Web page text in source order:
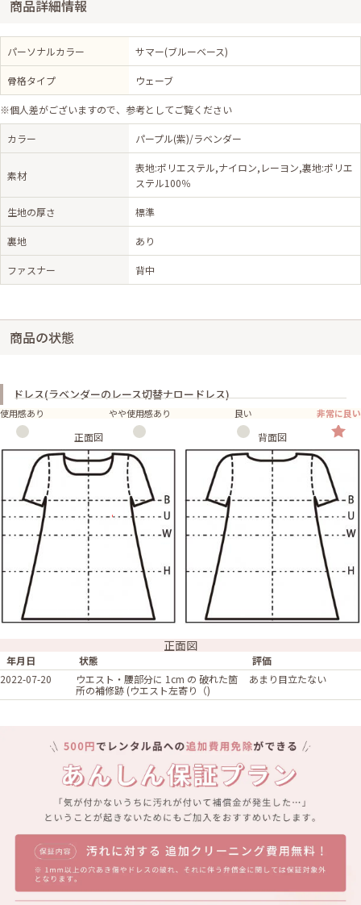
商品詳細情報
パーソナルカラー サマー(ブルーベース)
骨格タイプ ウェーブ
※個人差がございますので、参考としてご覧ください
カラー パープル(紫)/ラベンダー
素材
表地:ポリエステル,ナイロン,レーヨン,裏地:ポリエ
ステル100％
生地の厚さ 標準
裏地 あり
ファスナー 背中
商品の状態
ドレス(ラベンダーのレース切替ナロードレス)
使用感あり やや使用感あり 良い 非常に良い
正面図 背面図
正面図
年月日 状態
評価
2022-07-20
ウエスト・腰部分に 1cm の 破れた箇
所の補修跡 (ウエスト左寄り（)
あまり目立たない